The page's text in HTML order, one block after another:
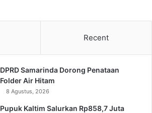
Recent
DPRD Samarinda Dorong Penataan
Folder Air Hitam
8 Agustus, 2026
Pupuk Kaltim Salurkan Rp858,7 Juta